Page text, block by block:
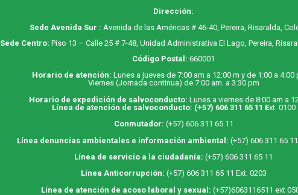
Dirección:
Sede Avenida Sur : Avenida de las Américas # 46-40, Pereira, Risaralda,
Sede Centro: Piso 13 – Calle 25 # 7-48, Unidad Administrativa El Lago, Pereira,
Código Postal: 660001
Horario de atención:Lunes a jueves de 7:00 am a 12:00 m y de 1:00 a 4:00
Viernes (Jornada continua) de 7:00 am. a 3:30 pm
Horario de expedición de salvoconducto:Lunes a viernes de 8:00 am a
Línea de atención de salvoconducto: (+57) 606 311 65 11 Ext. 0100
Conmutador: (+57) 606 311 65 11
Línea denuncias ambientales e información ambiental: (+57) 606 311 65
Línea de servicio a la ciudadanía: (+57) 606 311 65 11
Línea Anticorrupción: (+57) 606 311 65 11 Ext. 0203
Línea de atención de acoso laboral y sexual: (+57)6063116511 ext